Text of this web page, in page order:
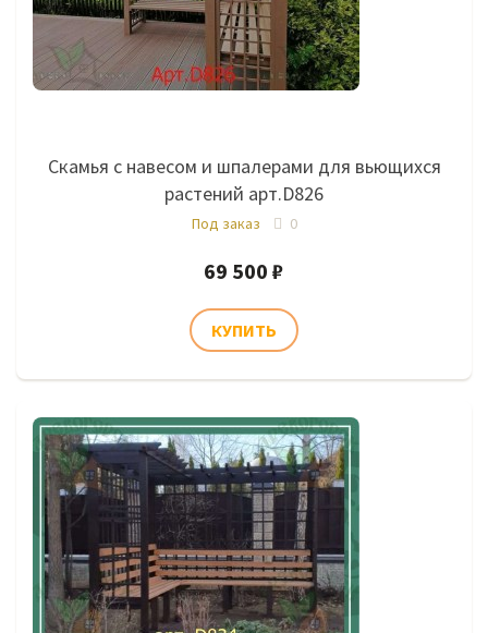
Скамья с навесом и шпалерами для вьющихся
растений арт.D826
Под заказ 0
69 500 ₽